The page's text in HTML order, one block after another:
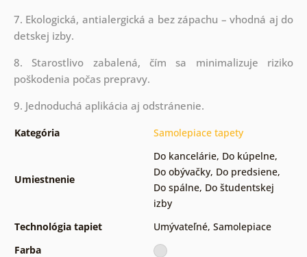
7. Ekologická, antialergická a bez zápachu – vhodná aj do
detskej izby.
8. Starostlivo zabalená, čím sa minimalizuje riziko
poškodenia počas prepravy.
9. Jednoduchá aplikácia aj odstránenie.
Kategória Samolepiace tapety
Umiestnenie
Do kancelárie, Do kúpelne,
Do obývačky, Do predsiene,
Do spálne, Do študentskej
izby
Technológia tapiet
Umývateľné, Samolepiace
Farba